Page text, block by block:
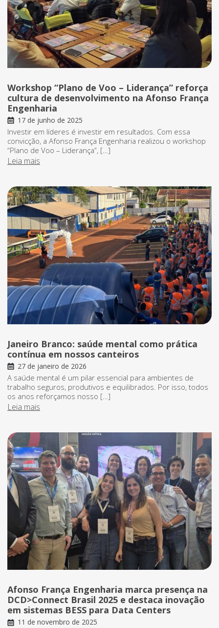
Workshop “Plano de Voo – Liderança” reforça
cultura de desenvolvimento na Afonso França
Engenharia
17 de junho de 2025
Investir em líderes é investir em resultados. Com essa
convicção, a Afonso França Engenharia realizou o workshop
“Plano de Voo – Liderança”, […]
Leia mais
Janeiro Branco: saúde mental como prática
contínua em nossos canteiros
27 de janeiro de 2026
A saúde mental é um pilar essencial para ambientes de
trabalho seguros, produtivos e equilibrados. Por isso, todos
os anos reforçamos nosso […]
Leia mais
Afonso França Engenharia marca presença na
DCD>Connect Brasil 2025 e destaca inovação
em sistemas BESS para Data Centers
11 de novembro de 2025